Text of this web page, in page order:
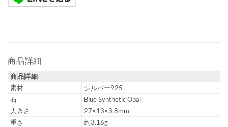
商品詳細
商品詳細
素材
シルバー925
石
Blue Synthetic Opal
大きさ
27×13×3.8mm
重さ
約3.16g